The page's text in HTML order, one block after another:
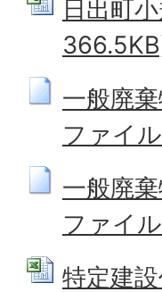
日出町
一般廃
ファイ
一般廃
ファイ
特定建